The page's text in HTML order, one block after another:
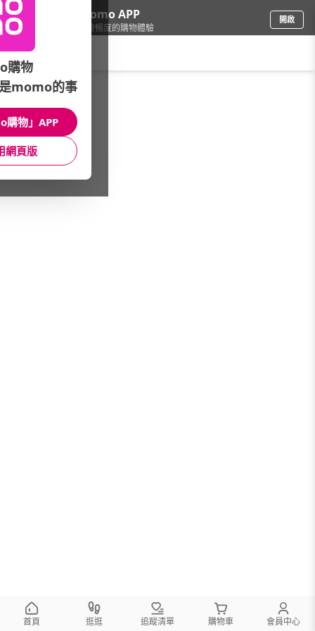
下載momo APP
給你3倍流暢度的購物體驗
開啟
家電/清淨機/清淨機副廠濾網
館長推薦 月銷量
首頁 逛逛 追蹤清單 購物車 會員中心
購物
momo的事
購物」APP
網頁版